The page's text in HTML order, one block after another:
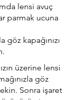
lensi avuç
parmak ucuna
göz kapağınızı
üzerine lensi
göz
Sonra işaret